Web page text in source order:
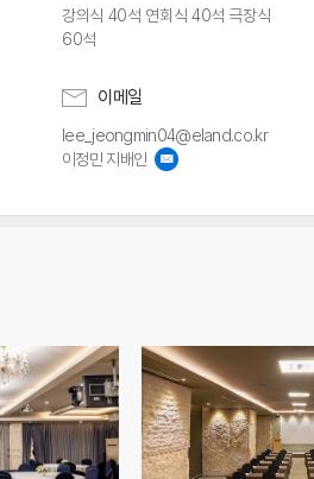
강의식 40석 연회식 40석 극장식
60석
이메일
lee_jeongmin04@eland.co.kr
이정민 지배인